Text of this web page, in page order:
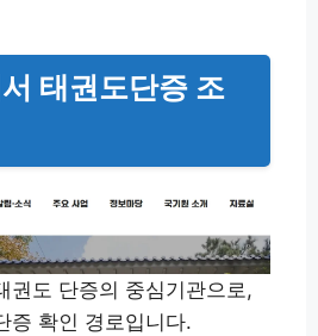
태권도단증 조
권도 단증의 중심기관으로,
증 확인 경로입니다.